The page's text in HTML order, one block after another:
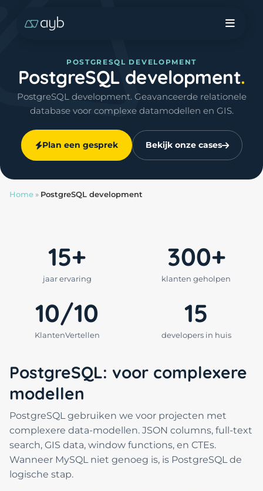
POSTGRESQL DEVELOPMENT
PostgreSQL development
PostgreSQL development. Geavanceerde relationele
database voor complexe datamodellen en GIS.
Plan een gesprek Bekijk onze cases
Home » PostgreSQL development
15+
jaar ervaring
300+
klanten geholpen
10/10
KlantenVertellen
15
developers in huis
PostgreSQL: voor complexere
modellen
PostgreSQL gebruiken we voor projecten met
complexere data-modellen. JSON columns, full-text
search, GIS data, window functions, en CTEs.
Wanneer MySQL niet genoeg is, is PostgreSQL de
logische stap.